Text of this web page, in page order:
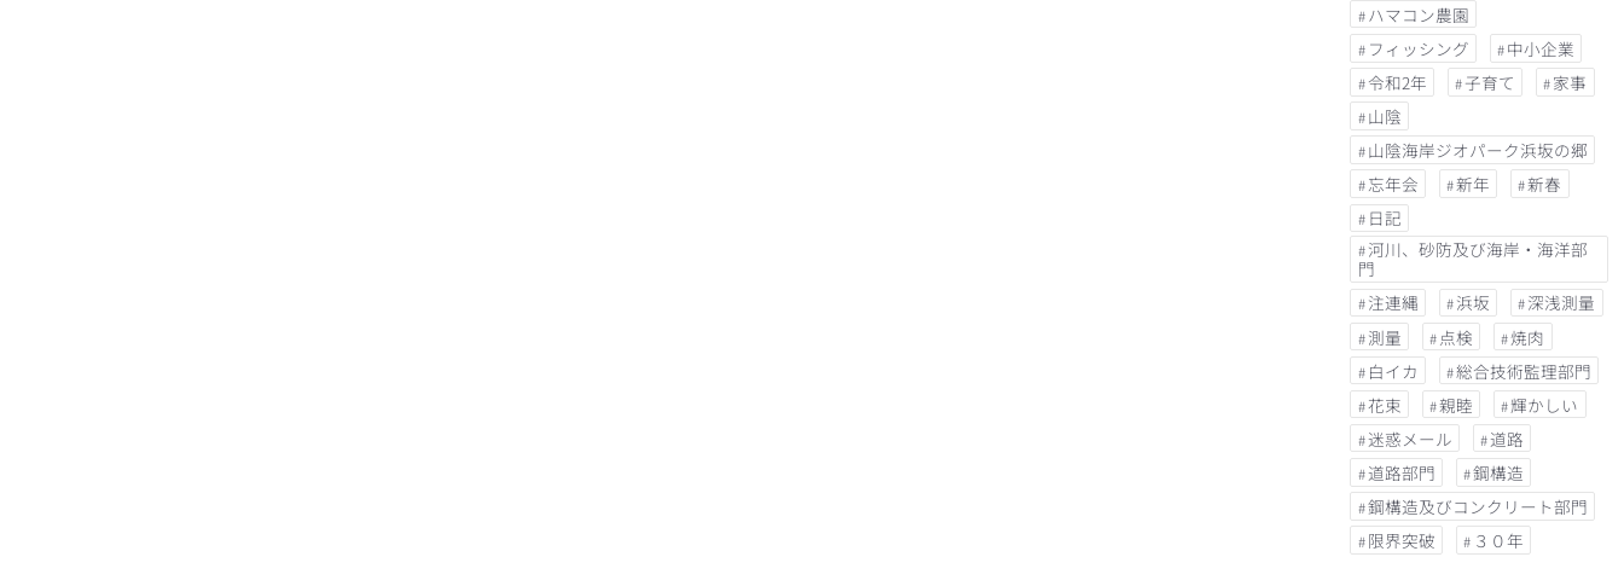
ハマコン農園
フィッシング
中小企業
令和2年
子育て
家事
山陰
山陰海岸ジオパーク浜坂の郷
忘年会
新年
新春
日記
河川、砂防及び海岸・海洋部
門
注連縄
浜坂
深浅測量
測量
点検
焼肉
白イカ
総合技術監理部門
花束
親睦
輝かしい
迷惑メール
道路
道路部門
鋼構造
鋼構造及びコンクリート部門
限界突破
３０年